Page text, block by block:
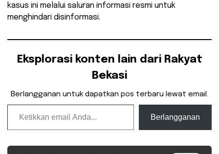
kasus ini melalui saluran informasi resmi untuk
menghindari disinformasi.
Eksplorasi konten lain dari Rakyat
Bekasi
Berlangganan untuk dapatkan pos terbaru lewat email.
Ketikkan email Anda...
Berlangganan